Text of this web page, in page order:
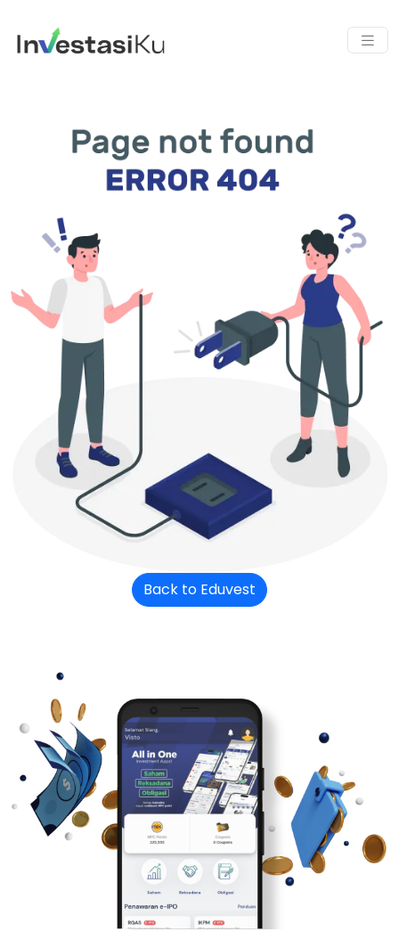
Back to Eduvest